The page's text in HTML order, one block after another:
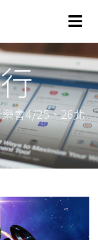
會4/25、26北